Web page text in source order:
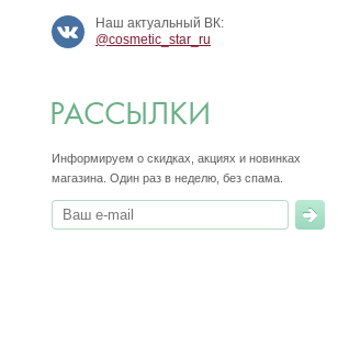
Наш актуальный ВК:
@cosmetic_star_ru
РАССЫЛКИ
Информируем о скидках, акциях и новинках
магазина. Один раз в неделю, без спама.